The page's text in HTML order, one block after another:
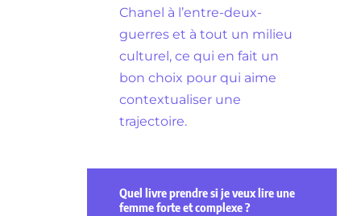
Chanel à l’entre-deux-
guerres et à tout un milieu
culturel, ce qui en fait un
bon choix pour qui aime
contextualiser une
trajectoire.
Quel livre prendre si je veux lire une
femme forte et complexe ?